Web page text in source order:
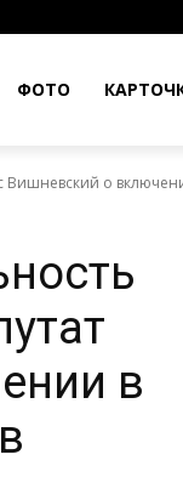
ФОТО
Вишневский о
в